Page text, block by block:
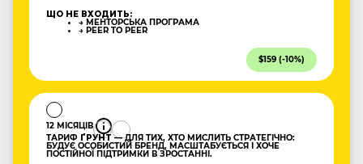
ЩО НЕ ВХОДИТЬ:
→ МЕНТОРСЬКА ПРОГРАМА
→ PEER TO PEER
$159 (-10%)
12 МІСЯЦІВ
ТАРИФ ҐРУНТ — ДЛЯ ТИХ, ХТО МИСЛИТЬ СТРАТЕГІЧНО:
БУДУЄ ОСОБИСТИЙ БРЕНД, МАСШТАБУЄТЬСЯ І ХОЧЕ
ПОСТІЙНОЇ ПІДТРИМКИ В ЗРОСТАННІ.